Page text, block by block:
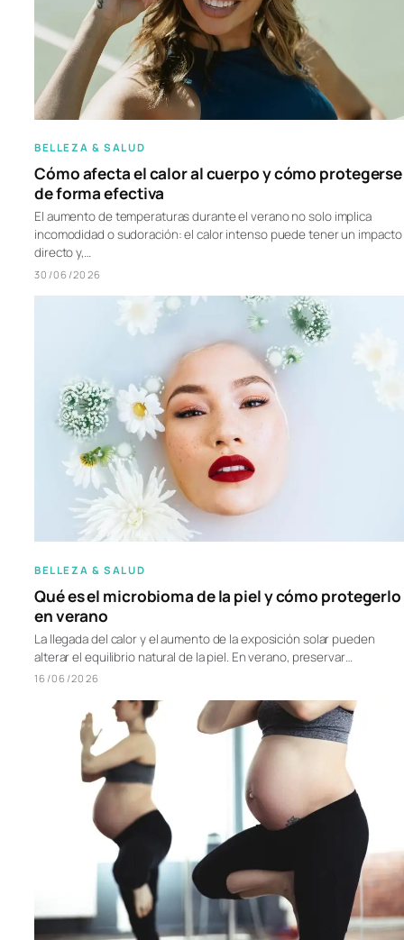
BELLEZA & SALUD
Cómo afecta el calor al cuerpo y cómo protegerse
de forma efectiva
El aumento de temperaturas durante el verano no solo implica
incomodidad o sudoración: el calor intenso puede tener un impacto
directo y,…
30/06/2026
BELLEZA & SALUD
Qué es el microbioma de la piel y cómo protegerlo
en verano
La llegada del calor y el aumento de la exposición solar pueden
alterar el equilibrio natural de la piel. En verano, preservar…
16/06/2026